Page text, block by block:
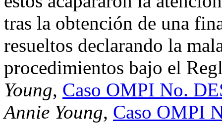
tras la obtención de una
resueltos declarando la
procedimientos bajo el
Young, Caso OMPI No.
Annie Young, Caso OMPI